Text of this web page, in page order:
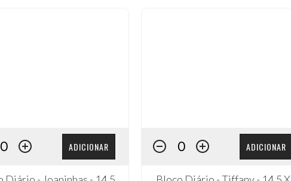
ADICIONAR ADICIONAR